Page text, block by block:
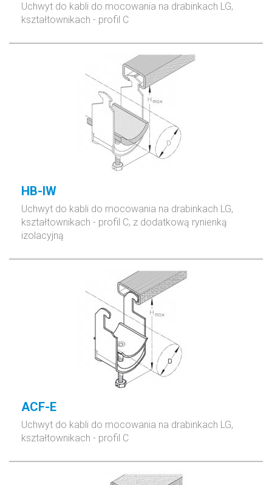
Uchwyt do kabli do mocowania na drabinkach LG,
kształtownikach - profil C
HB-IW
Uchwyt do kabli do mocowania na drabinkach LG,
kształtownikach - profil C, z dodatkową rynienką
izolacyjną
ACF-E
Uchwyt do kabli do mocowania na drabinkach LG,
kształtownikach - profil C